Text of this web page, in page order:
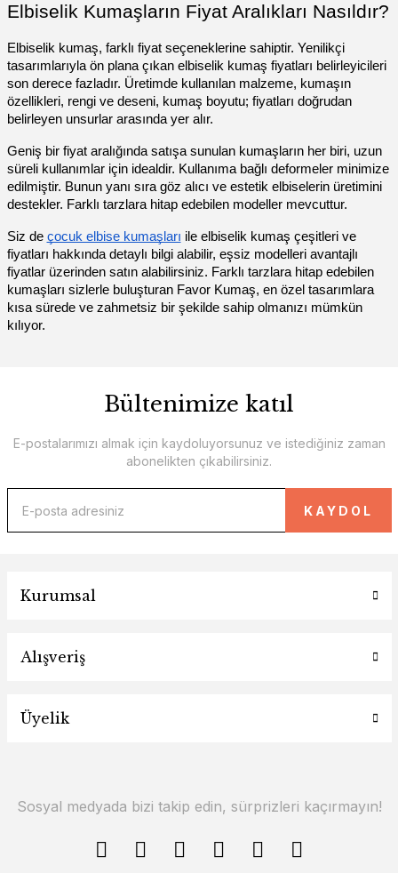
Elbiselik Kumaşların Fiyat Aralıkları Nasıldır?
Elbiselik kumaş, farklı fiyat seçeneklerine sahiptir. Yenilikçi
tasarımlarıyla ön plana çıkan elbiselik kumaş fiyatları belirleyicileri
son derece fazladır. Üretimde kullanılan malzeme, kumaşın
özellikleri, rengi ve deseni, kumaş boyutu; fiyatları doğrudan
belirleyen unsurlar arasında yer alır.
Geniş bir fiyat aralığında satışa sunulan kumaşların her biri, uzun
süreli kullanımlar için idealdir. Kullanıma bağlı deformeler minimize
edilmiştir. Bunun yanı sıra göz alıcı ve estetik elbiselerin üretimini
destekler. Farklı tarzlara hitap edebilen modeller mevcuttur.
Siz de çocuk elbise kumaşları ile elbiselik kumaş çeşitleri ve
fiyatları hakkında detaylı bilgi alabilir, eşsiz modelleri avantajlı
fiyatlar üzerinden satın alabilirsiniz. Farklı tarzlara hitap edebilen
kumaşları sizlerle buluşturan Favor Kumaş, en özel tasarımlara
kısa sürede ve zahmetsiz bir şekilde sahip olmanızı mümkün
kılıyor.
Bültenimize katıl
E-postalarımızı almak için kaydoluyorsunuz ve istediğiniz zaman
abonelikten çıkabilirsiniz.
KAYDOL
Kurumsal
Alışveriş
Üyelik
Sosyal medyada bizi takip edin, sürprizleri kaçırmayın!